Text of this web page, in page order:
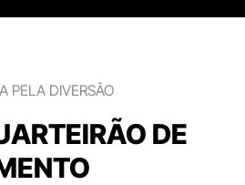
PELA DIVERSÃO
DE